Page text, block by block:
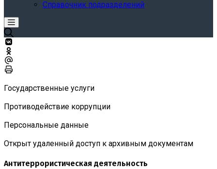
Справочник подразделений
Государственные услуги
Противодействие коррупции
Персональные данные
Открыт удаленный доступ к архивным документам
Антитеррористическая деятельность